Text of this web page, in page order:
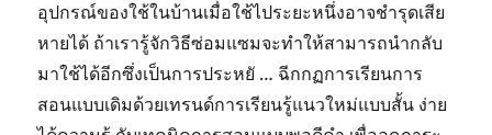
อุปกรณ์ของใช้ในบ้านเมื่อใช้ไประยะหนึ่งอาจชำรุดเสีย
หายได้ ถ้าเรารู้จักวิธีซ่อมแซมจะทำให้สามารถนำกลับ
มาใช้ได้อีกซึ่งเป็นการประหยั … ฉีกกฏการเรียนการ
สอนแบบเดิมด้วยเทรนด์การเรียนรู้แนวใหม่แบบสั้น ง่าย